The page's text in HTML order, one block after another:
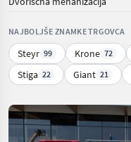
NAJBOLJŠE ZNAMKE TRGOVCA
Steyr 99 Krone 72
Stiga 22 Giant 21